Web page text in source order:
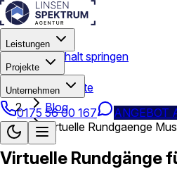
Zum Hauptinhalt springen
Startseite
Blog
Virtuelle Rundgaenge
Leistungen
Projekte
Unternehmen
0175 56 00 167 ANGEBOT
Virtuelle Rundgänge